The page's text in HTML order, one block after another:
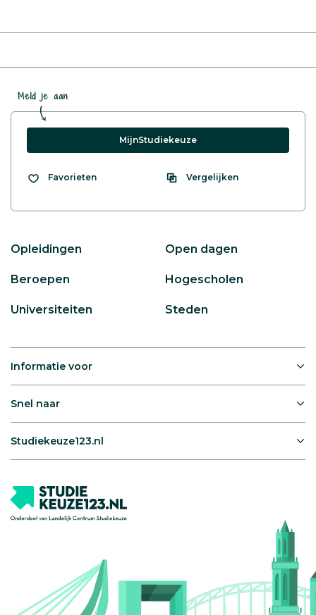
Meld je aan
MijnStudiekeuze
Favorieten Vergelijken
Opleidingen Open dagen
Beroepen Hogescholen
Universiteiten Steden
Informatie voor
Snel naar
Studiekeuze123.nl